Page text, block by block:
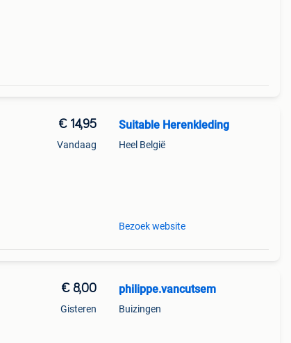
€ 14,95
Vandaag
Suitable Herenkleding
Heel België
Bezoek website
€ 8,00
Gisteren
philippe.vancutsem
Buizingen